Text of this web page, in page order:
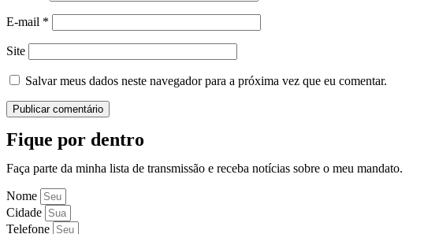
E-mail *
Site
Salvar meus dados neste navegador para a próxima vez que eu comentar.
Fique por dentro
Faça parte da minha lista de transmissão e receba notícias sobre o meu mandato.
Nome
Cidade
Telefone